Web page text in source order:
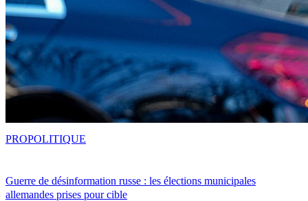
Guerre de désinformation russe : les élections municipales
allemandes prises pour cible
PROPOLITIQUE